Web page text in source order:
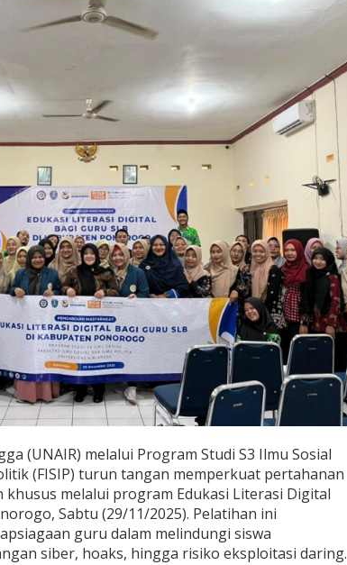
(UNAIR) melalui Program Studi S3 Ilmu Sosial
(FISIP) turun tangan memperkuat pertahanan
melalui program Edukasi Literasi Digital
Sabtu (29/11/2025). Pelatihan ini
guru dalam melindungi siswa
siber, hoaks, hingga risiko eksploitasi daring.